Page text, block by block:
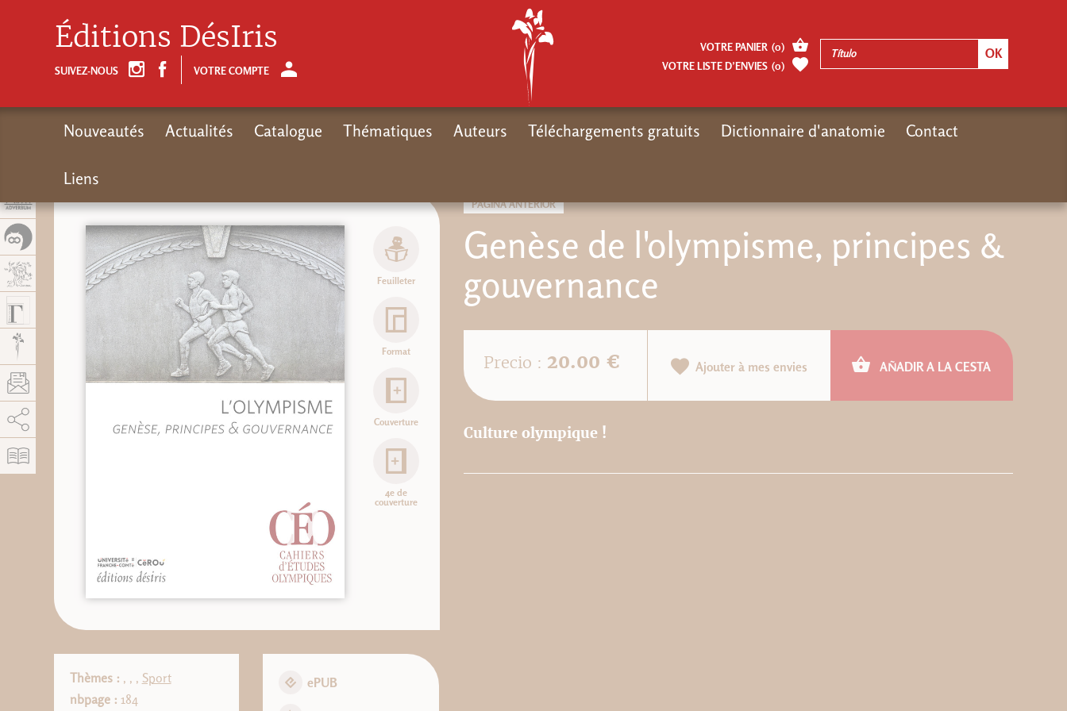
PÁGINA ANTERIOR
Genèse de l'olympisme, principes &
gouvernance
Feuilleter
Format
Couverture
4e de
couverture
Thèmes : , , , Sport
nbpage : 184
ePUB
Precio : 20.00 € Ajouter à mes envies AÑADIR A LA CESTA
Culture olympique !
Éditions DésIris
SUIVEZ-NOUS VOTRE COMPTE
VOTRE PANIER (0)
VOTRE LISTE D’ENVIES (0)
Nouveautés Actualités Catalogue Thématiques Auteurs Téléchargements gratuits Dictionnaire d'anatomie Contact
Liens